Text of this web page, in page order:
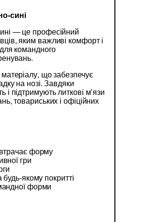
сині
— це професійний
яким важливі комфорт і
командного
матеріалу, що забезпечує
на нозі. Завдяки
і підтримують литкові м’язи
товариських і офіційних
форму
гри
якому покритті
форми